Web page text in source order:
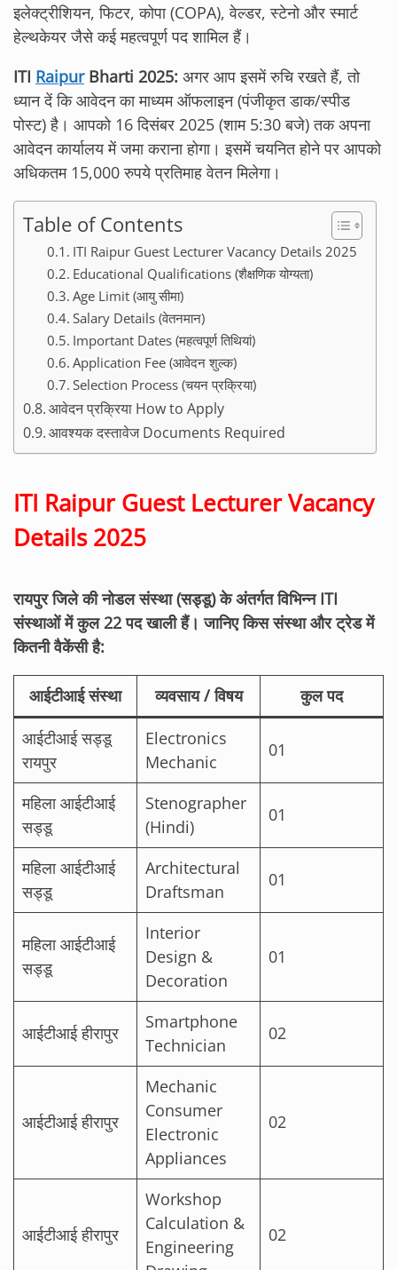
इलेक्ट्रीशियन, फिटर, कोपा (COPA), वेल्डर, स्टेनो और स्मार्ट
हेल्थकेयर जैसे कई महत्वपूर्ण पद शामिल हैं।
ITI RaipurBharti 2025: अगर आप इसमें रुचि रखते हैं, तो
ध्यान दें कि आवेदन का माध्यम ऑफलाइन (पंजीकृत डाक/स्पीड
पोस्ट) है। आपको 16 दिसंबर 2025 (शाम 5:30 बजे) तक अपना
आवेदन कार्यालय में जमा कराना होगा। इसमें चयनित होने पर आपको
अधिकतम 15,000 रुपये प्रतिमाह वेतन मिलेगा।
Table of Contents
ITI Raipur Guest Lecturer Vacancy Details 2025
Educational Qualifications (शैक्षणिक योग्यता)
Age Limit (आयु सीमा)
Salary Details (वेतनमान)
Important Dates (महत्वपूर्ण तिथियां)
Application Fee (आवेदन शुल्क)
Selection Process (चयन प्रक्रिया)
आवेदन प्रक्रिया How to Apply
आवश्यक दस्तावेज Documents Required
ITI Raipur Guest Lecturer Vacancy
Details 2025
रायपुर जिले की नोडल संस्था (सड्डू) के अंतर्गत विभिन्न ITI
संस्थाओं में कुल 22 पद खाली हैं। जानिए किस संस्था और ट्रेड में
कितनी वैकेंसी है:
आईटीआई संस्था व्यवसाय / विषय
कुल पद
आईटीआई सड्डू
रायपुर
Electronics
Mechanic
01
महिला आईटीआई
सड्डू
Stenographer
(Hindi)
01
महिला आईटीआई
सड्डू
Architectural
Draftsman
01
महिला आईटीआई
सड्डू
Interior
Design &
Decoration
01
आईटीआई हीरापुर
Smartphone
Technician
02
आईटीआई हीरापुर
Mechanic
Consumer
Electronic
Appliances
02
आईटीआई हीरापुर
Workshop
Calculation &
Engineering
02